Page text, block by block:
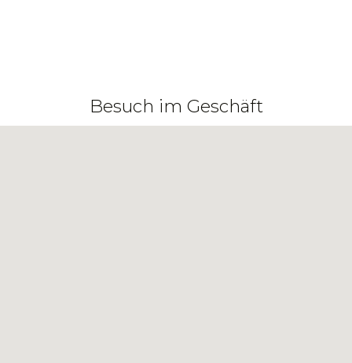
Besuch im Geschäft